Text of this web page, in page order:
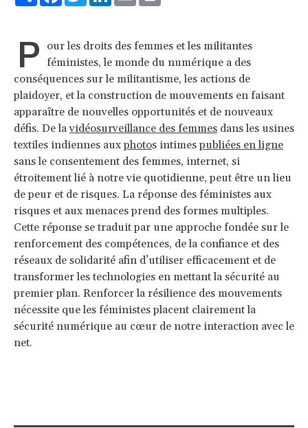
P our les droits des femmes et les militantes
féministes, le monde du numérique a des
conséquences sur le militantisme, les actions de
plaidoyer, et la construction de mouvements en faisant
apparaître de nouvelles opportunités et de nouveaux
défis. De lavidéosurveillance des femmes dans les usines
textiles indiennes auxphotos intimespubliées en ligne
sans le consentement des femmes, internet, si
étroitement lié à notre vie quotidienne, peut être un lieu
de peur et de risques. La réponse des féministes aux
risques et aux menaces prend des formes multiples.
Cette réponse se traduit par une approche fondée sur le
renforcement des compétences, de la confiance et des
réseaux de solidarité afin d’utiliser efficacement et de
transformer les technologies en mettant la sécurité au
premier plan. Renforcer la résilience des mouvements
nécessite que les féministes placent clairement la
sécurité numérique au cœur de notre interaction avec le
net.